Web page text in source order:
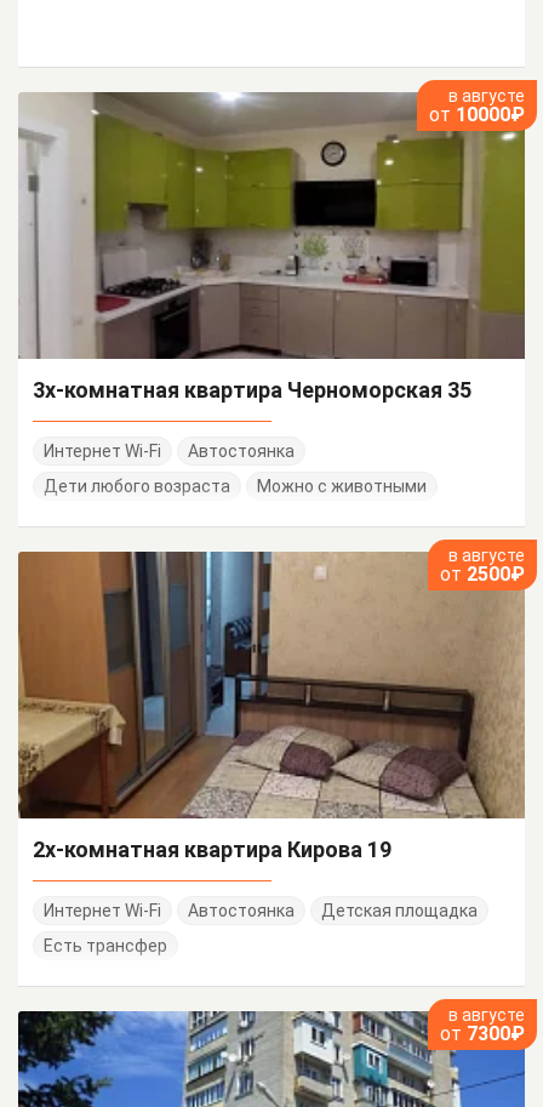
в августе
от 10000₽
3х-комнатная квартира Черноморская 35
Интернет Wi-Fi
Автостоянка
Дети любого возраста
Можно с животными
в августе
от 2500₽
2х-комнатная квартира Кирова 19
Интернет Wi-Fi Автостоянка
Детская площадка
Есть трансфер
в августе
от 7300₽